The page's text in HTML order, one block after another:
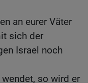
an eurer Väter
sich der
Israel noch
so wird er